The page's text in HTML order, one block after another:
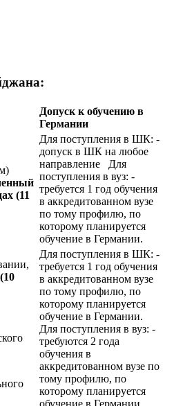
Допуск к обучению в
Германии
(11
Для поступления в ШК: -
допуск в ШК на любое
направление Для
поступления в вуз: -
требуется 1 год обучения
в аккредитованном вузе
по тому профилю, по
которому планируется
обучение в Германии.
Для поступления в ШК: -
требуется 1 год обучения
в аккредитованном вузе
по тому профилю, по
которому планируется
обучение в Германии.
Для поступления в вуз: -
требуются 2 года
обучения в
аккредитованном вузе по
тому профилю, по
которому планируется
обучение в Германии